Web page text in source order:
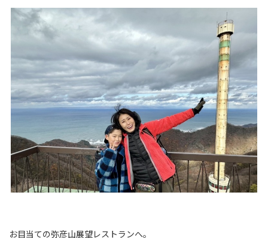
お目当ての弥彦山展望レストランへ。